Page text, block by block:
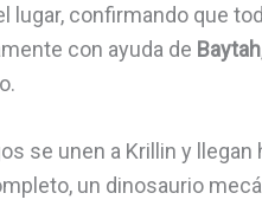
lugar, confirmando que
con ayuda de Baytah
se unen a Krillin y
un dinosaurio